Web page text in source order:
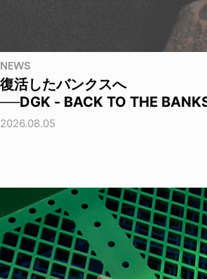
NEWS
復活したバンクスへ
──DGK - BACK TO THE
2026.08.05